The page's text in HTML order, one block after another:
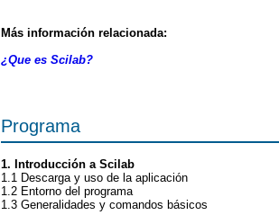
Más información relacionada:
¿Que es Scilab?
Programa
1. Introducción a Scilab
1.1 Descarga y uso de la aplicación
1.2 Entorno del programa
1.3 Generalidades y comandos básicos